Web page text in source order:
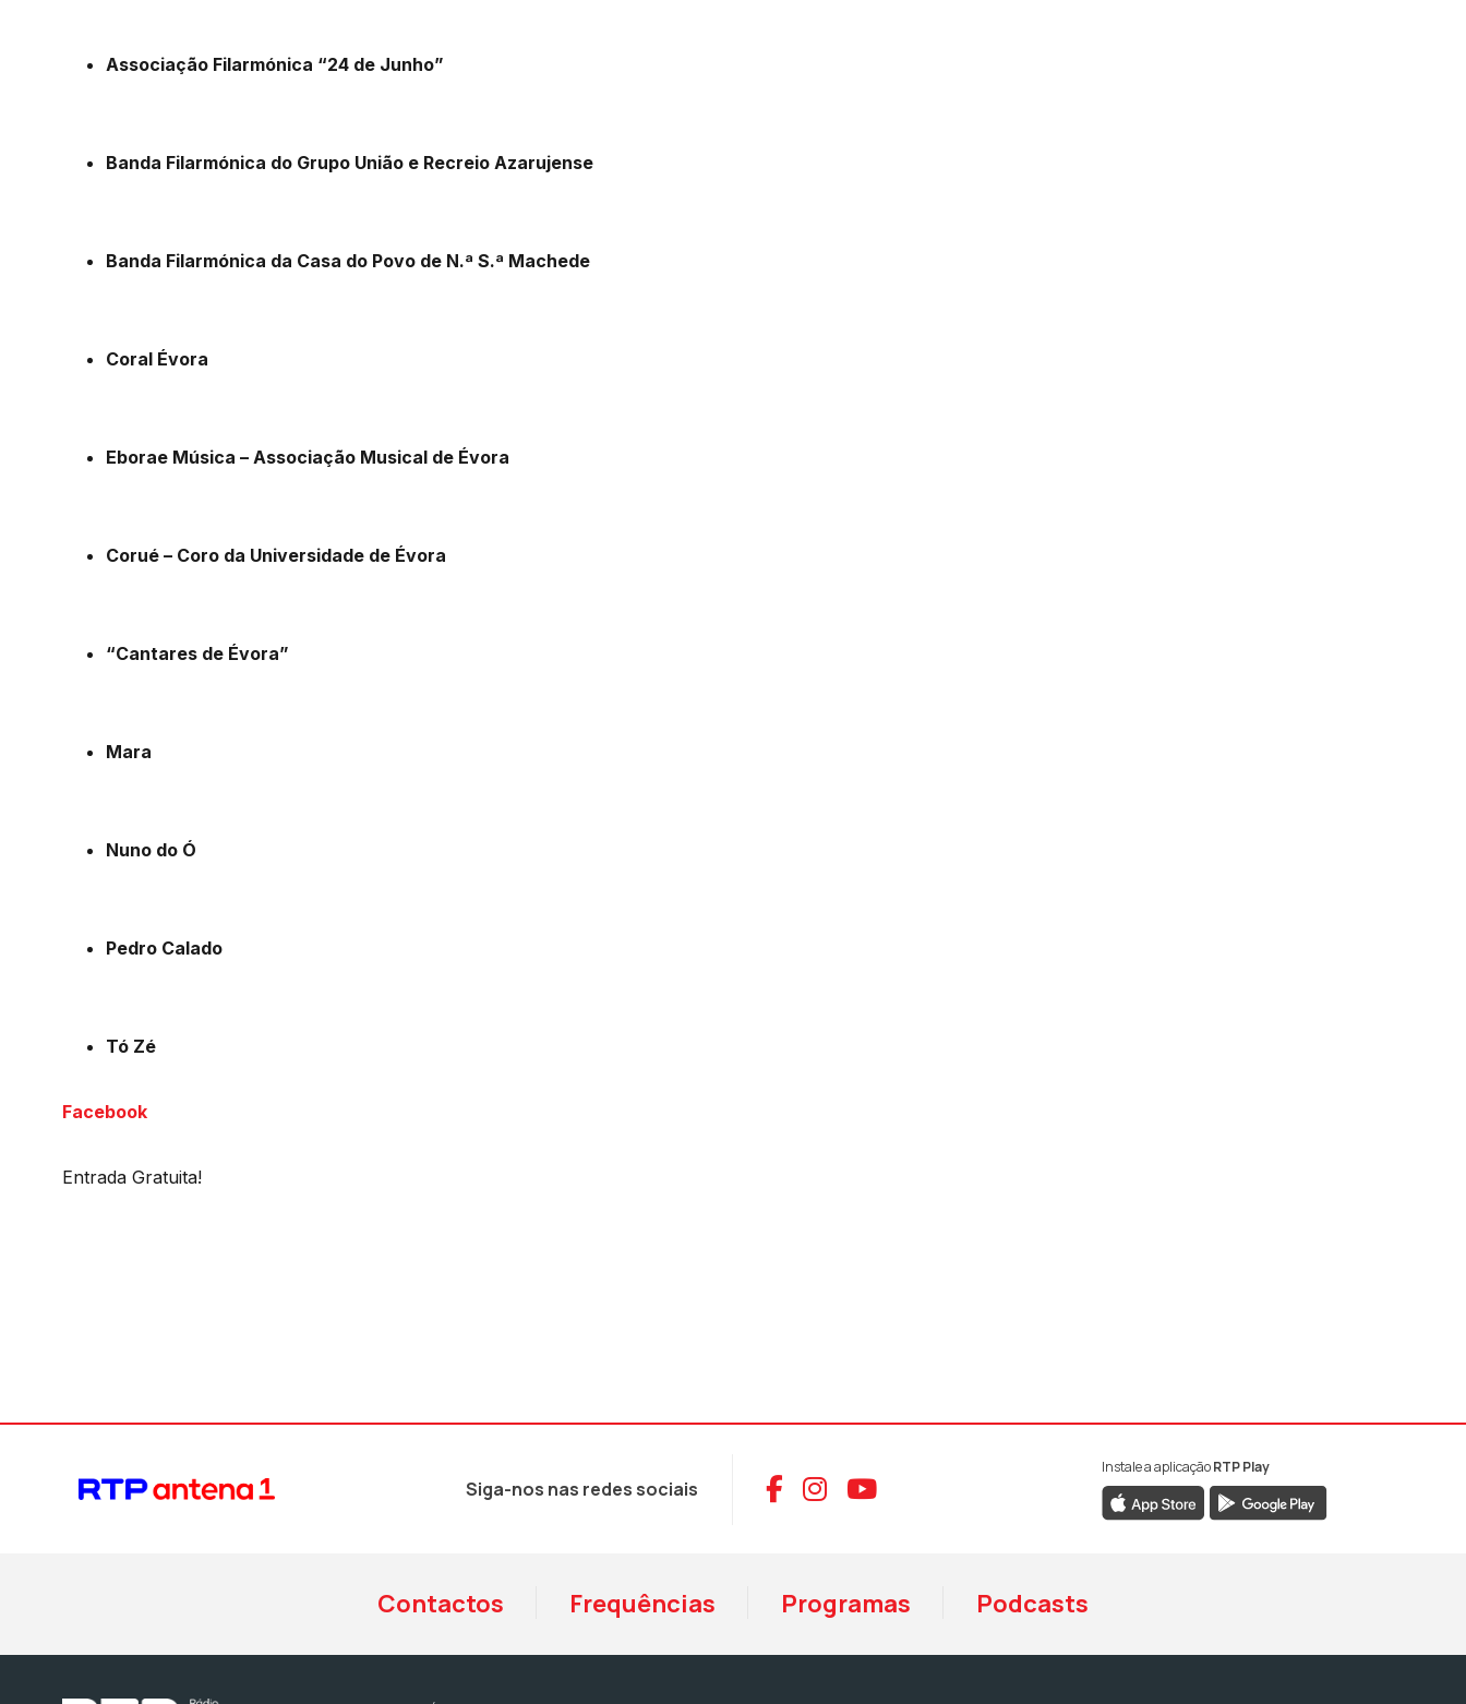
Associação Filarmónica “24 de Junho”
Banda Filarmónica do Grupo União e Recreio Azarujense
Banda Filarmónica da Casa do Povo de N.ª S.ª Machede
Coral Évora
Eborae Música – Associação Musical de Évora
Corué – Coro da Universidade de Évora
“Cantares de Évora”
Mara
Nuno do Ó
Pedro Calado
Tó Zé
Facebook
Entrada Gratuita!
Siga-nos nas redes sociais Aceder ao Facebook da RTP Antena 1
Aceder ao Instagram da RTP Antena 1
Aceder ao YouTube da RTP Antena 1
Instale a aplicaçãoRTP Play
Contactos Frequências Programas Podcasts